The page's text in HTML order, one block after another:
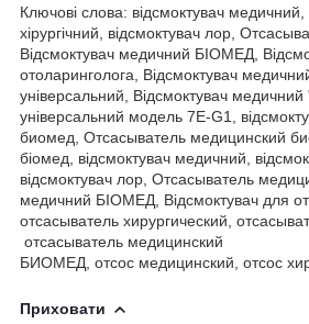
Ключові слова: відсмоктувач медичний,
хірургічний, відсмоктувач лор,
Відсмоктувач медичний БІОМЕД,
отоларинголога, Відсмоктувач
універсальний, Відсмоктувач
універсальний модель 7E-G1,
биомед, Отсасыватель медицинский
біомед, відсмоктувач медичний,
відсмоктувач лор, Отсасыватель
медичний БІОМЕД, Відсмоктувач для
отсасыватель хирургический,
отсасыватель медицинский
БИОМЕД, отсос медицинский, отсос
Приховати